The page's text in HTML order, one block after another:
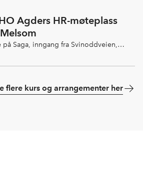
Agders HR-møteplass
Saga, inngang fra Svinoddveien,
flere kurs og arrangementer her